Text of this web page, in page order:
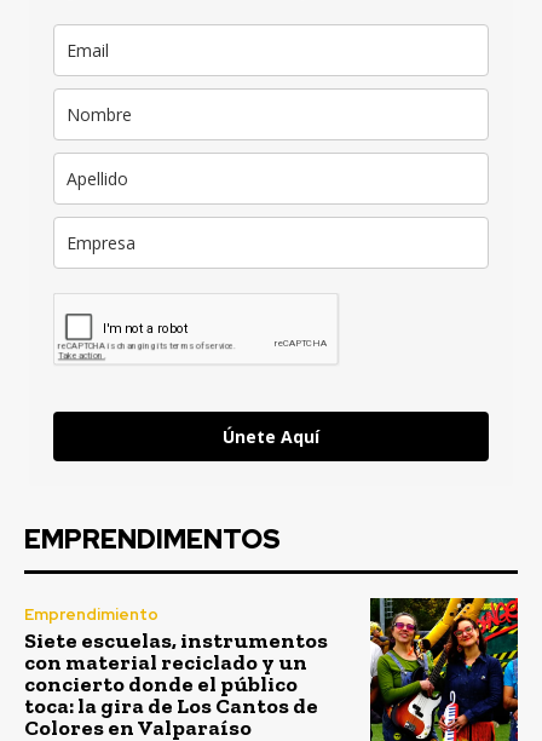
Únete Aquí
EMPRENDIMENTOS
Emprendimiento
Siete escuelas, instrumentos
con material reciclado y un
concierto donde el público
toca: la gira de Los Cantos de
Colores en Valparaíso